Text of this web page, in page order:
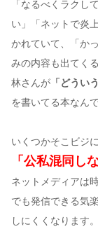
「なるべくラクし
い」「ネットで炎
かれていて、「か
みの内容も出てく
林さんが 「どうい
を書いてる本なんで
いくつかそこビジ
「公私混同し
ネットメディアは
でも発信できる気
しにくくなります